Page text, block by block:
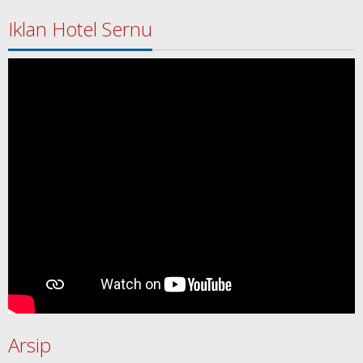
Iklan Hotel Sernu
Arsip